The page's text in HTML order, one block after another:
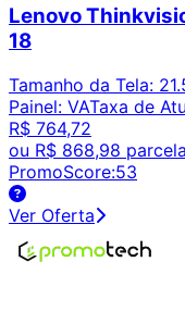
Lenovo
18
Tamanho da Tela:
Painel: VATaxa de
R$ 764,72
ou R$ 868,98
PromoScore:53
Ver Oferta